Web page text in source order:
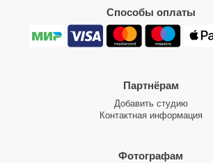
Способы оплаты
Партнёрам
Добавить студию
Контактная информация
Фотографам